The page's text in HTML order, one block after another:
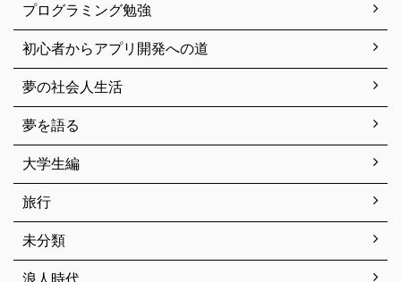
プログラミング勉強
初心者からアプリ開発への道
夢の社会人生活
夢を語る
大学生編
旅行
未分類
浪人時代